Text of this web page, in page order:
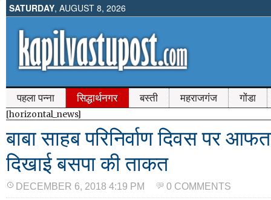
SATURDAY, AUGUST 8, 2026
पहला पन्ना सिद्धार्थनगर बस्ती महराजगंज गोंडा
[horizontal_news]
बाबा साहब परिनिर्वाण दिवस पर
दिखाई बसपा की ताकत
DECEMBER 6, 2018 4:19 PM 0 COMMENTS